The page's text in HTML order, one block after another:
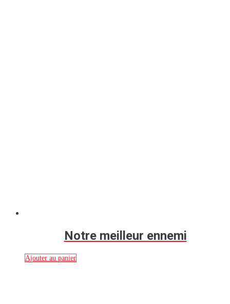
Notre meilleur ennemi
Ajouter au panier